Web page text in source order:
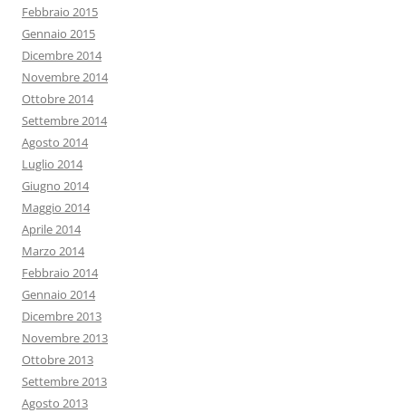
Febbraio 2015
Gennaio 2015
Dicembre 2014
Novembre 2014
Ottobre 2014
Settembre 2014
Agosto 2014
Luglio 2014
Giugno 2014
Maggio 2014
Aprile 2014
Marzo 2014
Febbraio 2014
Gennaio 2014
Dicembre 2013
Novembre 2013
Ottobre 2013
Settembre 2013
Agosto 2013